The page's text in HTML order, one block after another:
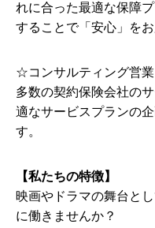
れに合った最適な保障
することで「安心」を
☆コンサルティング営業
多数の契約保険会社の
適なサービスプランの
す。
【私たちの特徴】
映画やドラマの舞台と
に働きませんか？